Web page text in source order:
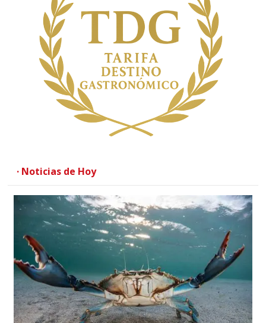
· Noticias de Hoy